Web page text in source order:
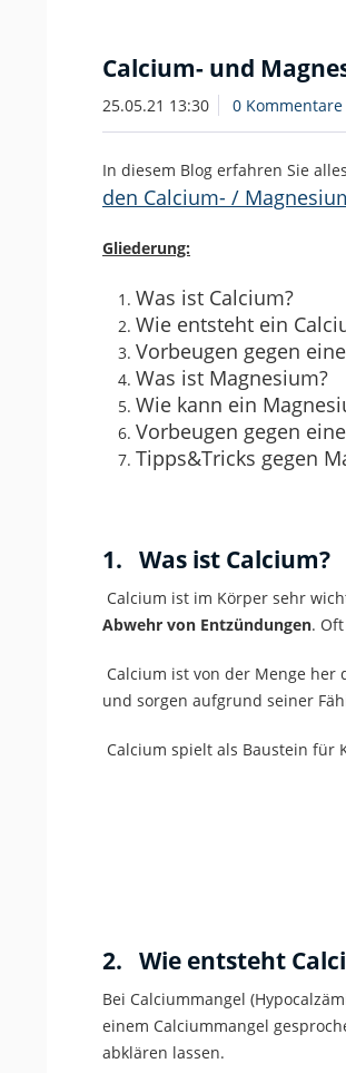
Calcium- und
25.05.21 13:30 0 Kommentare
In diesem Blog erfahren Sie
den Calcium- /
Gliederung:
Was ist Calcium?
Wie entsteht ein
Vorbeugen gegen
Was ist Magnesium?
Wie kann ein
Vorbeugen gegen
Tipps&Tricks gegen
1. Was ist Calcium?
Calcium ist im Körper sehr
Abwehr von Entzündungen.
Calcium ist von der Menge her
und sorgen aufgrund seiner
Calcium spielt als Baustein für
2. Wie entsteht
Bei Calciummangel
einem Calciummangel
abklären lassen.